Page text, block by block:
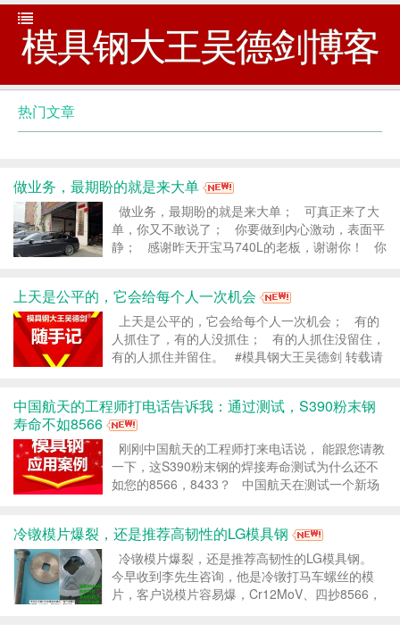
模具钢大王吴德剑博客
热门文章
做业务，最期盼的就是来大单
做业务，最期盼的就是来大单； 可真正来了大
单，你又不敢说了； 你要做到内心激动，表面平
静； 感谢昨天开宝马740L的老板，谢谢你！ 你
上天是公平的，它会给每个人一次机会
上天是公平的，它会给每个人一次机会； 有的
人抓住了，有的人没抓住； 有的人抓住没留住，
有的人抓住并留住。 #模具钢大王吴德剑 转载请
中国航天的工程师打电话告诉我：通过测试，S390粉末钢
寿命不如8566
刚刚中国航天的工程师打来电话说， 能跟您请教
一下，这S390粉末钢的焊接寿命测试为什么还不
如您的8566，8433？ 中国航天在测试一个新场
通，S390的...
冷镦模片爆裂，还是推荐高韧性的LG模具钢
冷镦模片爆裂，还是推荐高韧性的LG模具钢。
今早收到李先生咨询，他是冷镦打马车螺丝的模
片，客户说模片容易爆，Cr12MoV、四抄8566，